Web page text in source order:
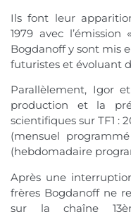
Ils font leur
1979 avec
Bogdanoff y sont mis
futuristes et évoluant
Parallèlement, Igor
production et la
scientifiques sur TF1 :
(mensuel
(hebdomadaire
Après une
frères Bogdanoff ne
sur la chaîne